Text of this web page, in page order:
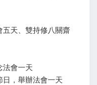
、雙持修八關齋
會一天
舉辦法會一天